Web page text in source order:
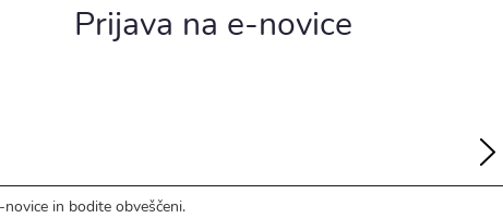
Prijava na e-novice
in bodite obveščeni.